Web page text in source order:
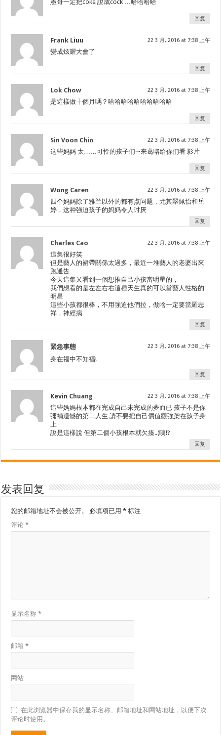
憲哥一定把coke 說成cock …哈哈哈哈
回复
Frank Liuu 22 3 月, 2016 at 7:38 上午
變成炫耀大會了
回复
Lok Chow 22 3 月, 2016 at 7:38 上午
是這樣做十個月嗎？哈哈哈哈哈哈哈哈哈哈
回复
Sin Voon Chin 22 3 月, 2016 at 7:38 上午
这些妈妈 太……可怜的孩子们·~来葛咯给你们看 影片
回复
Wong Caren 22 3 月, 2016 at 7:38 上午
四个妈妈除了雅兰以外的都有点问题，尤其翠佩怡和岳
婷，这种强迫孩子的妈妈令人讨厌
回复
Charles Cao 22 3 月, 2016 at 7:38 上午
這集很好笑
但是藝人的裙帶關係太過多，最近一堆藝人的老婆出來
跑通告
今天這集又看到一個想推自己小孩當明星的，
我們想看的是左左右右這種天生真的可以當藝人性格的
明星
這些小孩都很棒，不用強迫他們拉，做啥一定要當羅志
祥，神經病
回复
緊急事態 22 3 月, 2016 at 7:38 上午
身在福中不知福!
回复
Kevin Chuang 22 3 月, 2016 at 7:38 上午
這些媽媽根本都在完成自己未完成的夢而已 孩子不是你
彌補遺憾的第二人生 請不要把自己價值觀強架在孩子身
上
說是這樣說 但第二個小孩根本就欠揍..(咦!?
回复
发表回复
您的邮箱地址不会被公开。 必填项已用* 标注
评论*
显示名称*
邮箱*
网站
在此浏览器中保存我的显示名称、邮箱地址和网站地址，以便下次
评论时使用。